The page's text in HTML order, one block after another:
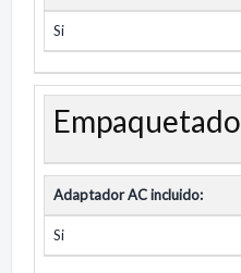
Si
Empaquetado
Adaptador AC incluido:
Si